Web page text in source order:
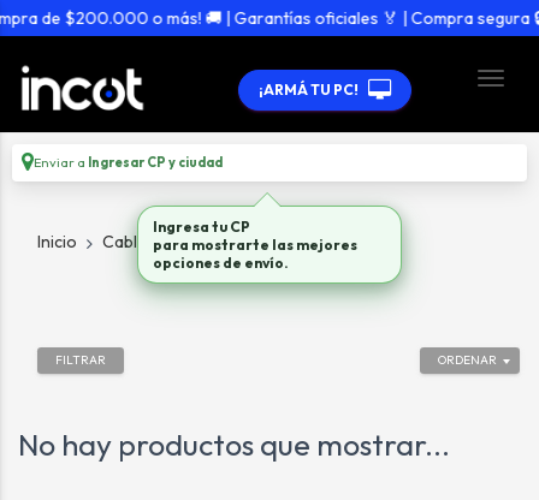
de $200.000 o más! 🚚 | Garantías oficiales 🏅 | Compra segura 🔒
¡ARMÁ TU PC!
Enviar a Ingresar CP y ciudad
Inicio Cables X USB / Adaptadores
ORDENAR
FILTRAR
No hay productos que mostrar...
Ingresa tu CP
para mostrarte las mejores
opciones de envío.